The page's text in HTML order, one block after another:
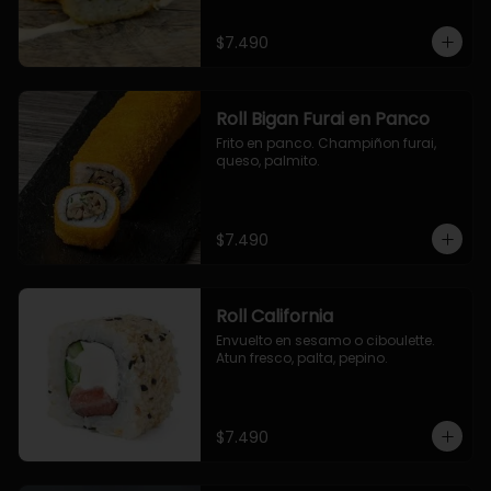
$7.490
Roll Bigan Furai en Panco
Frito en panco. Champiñon furai,
queso, palmito.
$7.490
Roll California
Envuelto en sesamo o ciboulette.
Atun fresco, palta, pepino.
$7.490